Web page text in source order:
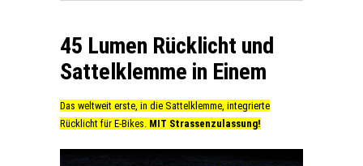
45 Lumen Rücklicht und
Sattelklemme in Einem
Das weltweit erste, in die Sattelklemme, integrierte
Rücklicht für E-Bikes. MIT Strassenzulassung!